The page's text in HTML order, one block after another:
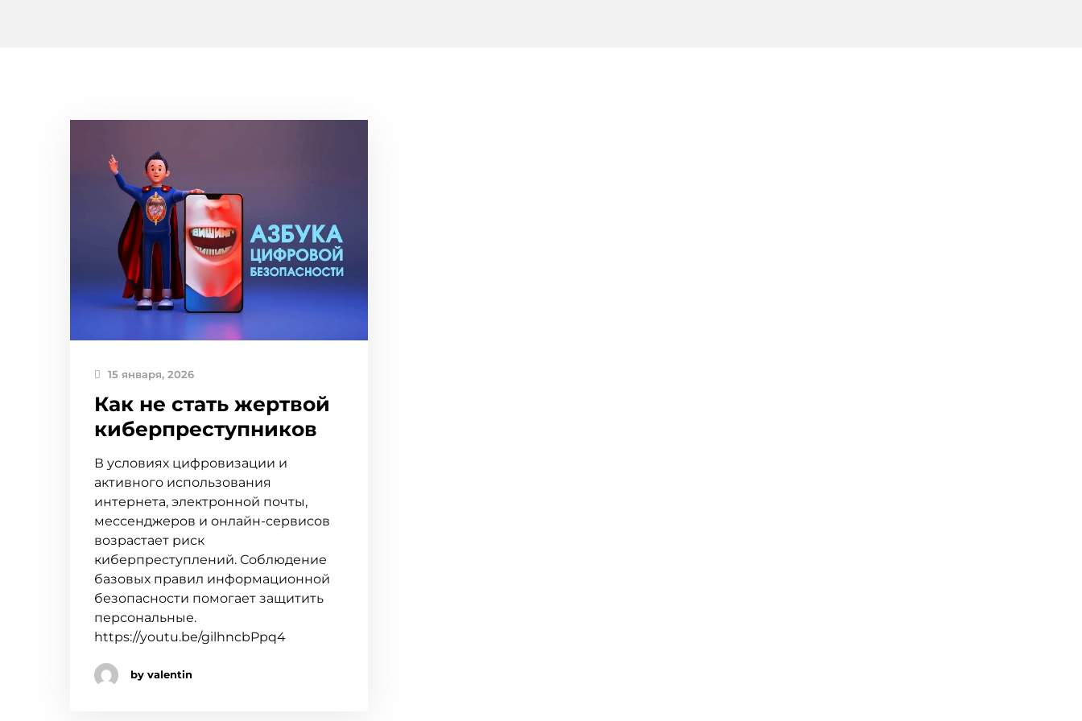
15 января, 2026
Как не стать жертвой
киберпреступников
В условиях цифровизации и
активного использования
интернета, электронной почты,
мессенджеров и онлайн-сервисов
возрастает риск
киберпреступлений. Соблюдение
базовых правил информационной
безопасности помогает защитить
персональные.
https://youtu.be/gilhncbPpq4
by valentin